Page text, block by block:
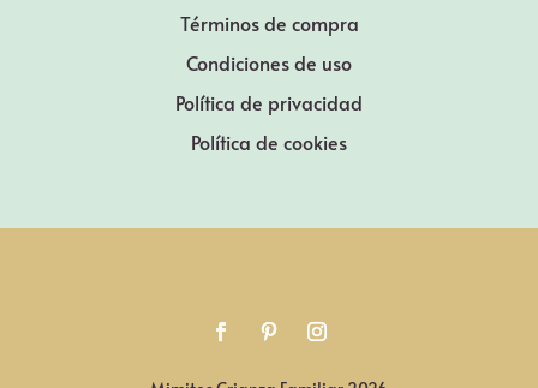
Términos de compra
Condiciones de uso
Política de privacidad
Política de cookies